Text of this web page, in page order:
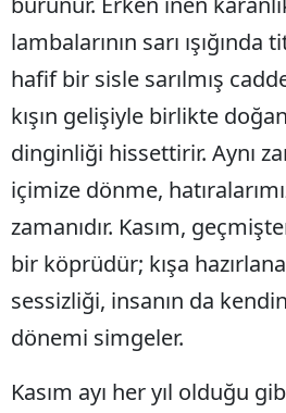
lambalarının sarı
hafif bir sisle sarılmış
kışın gelişiyle birlikte
dinginliği hissettirir. Aynı
içimize dönme,
zamanıdır. Kasım,
bir köprüdür; kışa
sessizliği, insanın da
dönemi simgeler.
Kasım ayı her yıl olduğu